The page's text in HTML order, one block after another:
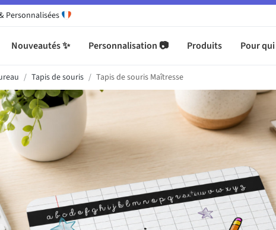
Personnalisées
Nouveautés ✨ Personnalisation 📷 Produits Pour qui
Tapis de souris Tapis de souris Maîtresse